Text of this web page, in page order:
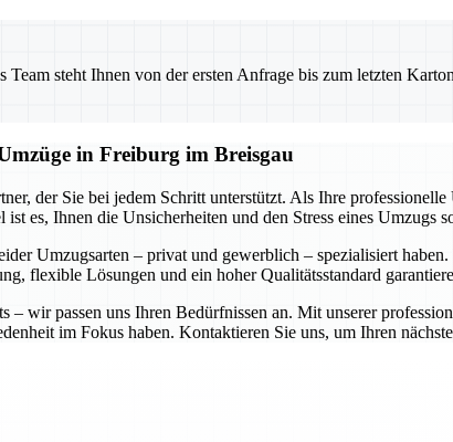
steht Ihnen von der ersten Anfrage bis zum letzten
in Freiburg im Breisgau
der Sie bei jedem Schritt unterstützt. Als Ihre
es, Ihnen die Unsicherheiten und den Stress eines Umzugs
Umzugsarten – privat und gewerblich – spezialisiert
flexible Lösungen und ein hoher Qualitätsstandard
– wir passen uns Ihren Bedürfnissen an. Mit unserer
im Fokus haben. Kontaktieren Sie uns, um Ihren